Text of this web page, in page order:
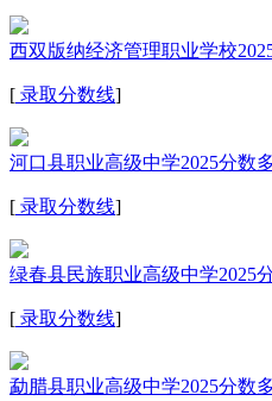
西双版纳经济管理职业学校
[ 录取分数线]
河口县职业高级中学2025分数
[ 录取分数线]
绿春县民族职业高级中学2025
[ 录取分数线]
勐腊县职业高级中学2025分数